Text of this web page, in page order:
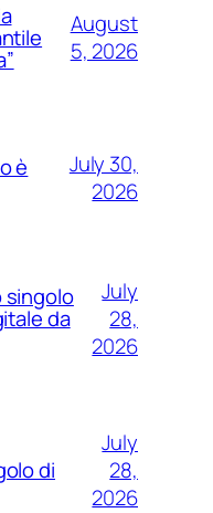
August
5, 2026
è
July 30,
2026
singolo
da
July
28,
2026
di
July
28,
2026